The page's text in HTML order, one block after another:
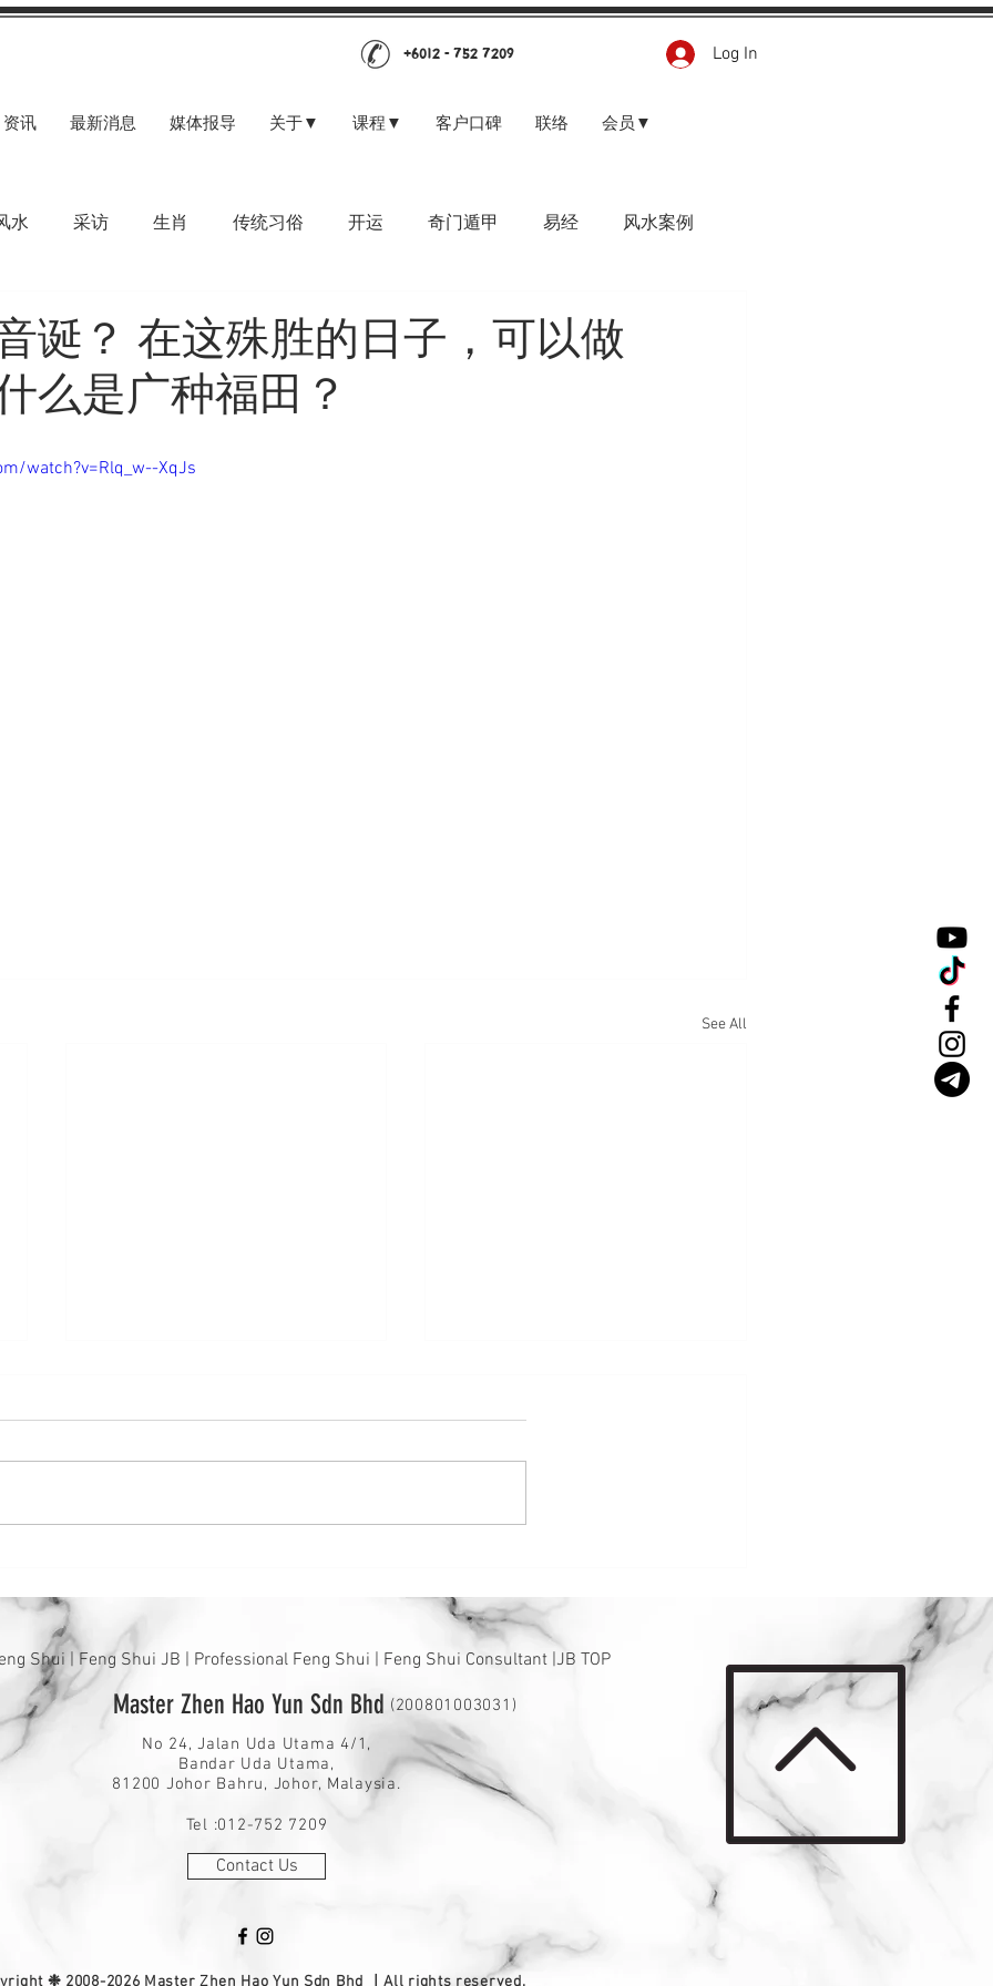
+6012 - 752 7209
资讯 最新消息 媒体报导 关于▼ 课程▼ 客户口碑 联络 会员▼
Log In
水 采访 生肖 传统习俗 开运 奇门遁甲 易经 风水案例
诞？ 在这殊胜的日子，可以做
么是广种福田？
watch?v=Rlq_w--XqJs
See All
Master Zhen Hao Yun Sdn Bhd
No 24, Jalan Uda Utama 4/1,
Bandar Uda Utama,
81200 Johor Bahru, Johor, Malaysia.
Tel :012-752 7209
Contact Us
Shui | Feng Shui JB | Professional Feng Shui | Feng Shui Consultant |JB TOP
❉ 2008-2026 Master Zhen Hao Yun Sdn Bhd ｜All rights reserved.
(200801003031)